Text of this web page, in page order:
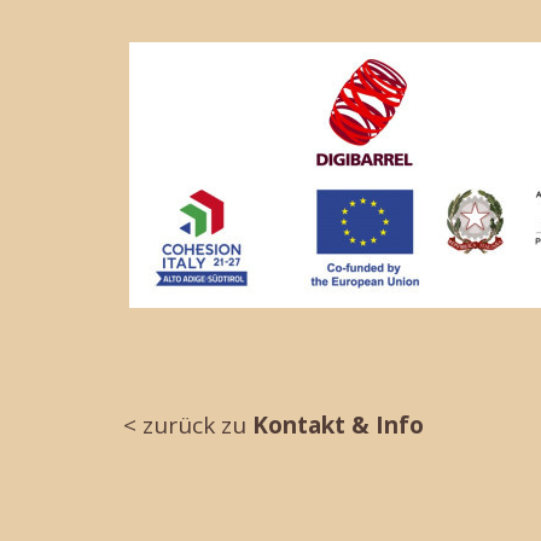
< zurück zu Kontakt & Info